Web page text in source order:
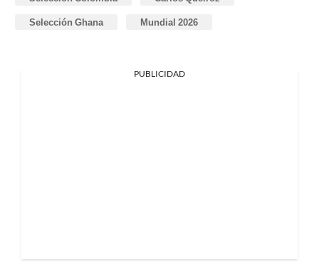
Selección Ghana Mundial 2026
PUBLICIDAD